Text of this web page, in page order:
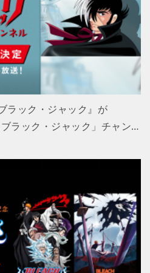
ラック・ジャック』が
ラック・ジャック」チャン…